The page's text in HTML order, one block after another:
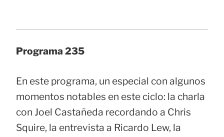
Programa 235
En este programa, un especial con algunos
momentos notables en este ciclo: la charla
con Joel Castañeda recordando a Chris
Squire, la entrevista a Ricardo Lew, la